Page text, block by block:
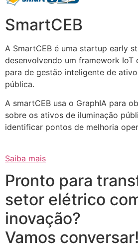
SmartCEB
A SmartCEB é uma startup early
desenvolvendo um framework IoT
para de gestão inteligente de
pública.
A smartCEB usa o GraphIA para
sobre os ativos de iluminação
identificar pontos de melhoria
Saiba mais
Pronto para
setor elétrico
inovação?
Vamos conversar!